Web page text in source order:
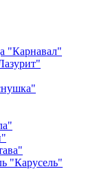
"Карнавал"
"Карусель"